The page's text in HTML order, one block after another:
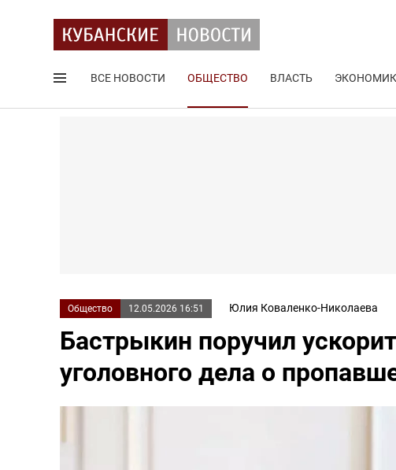
ВСЕ НОВОСТИ ОБЩЕСТВО ВЛАСТЬ
Общество 12.05.2026 16:51 Юлия Коваленко-Николаева
Бастрыкин поручил
уголовного дела о